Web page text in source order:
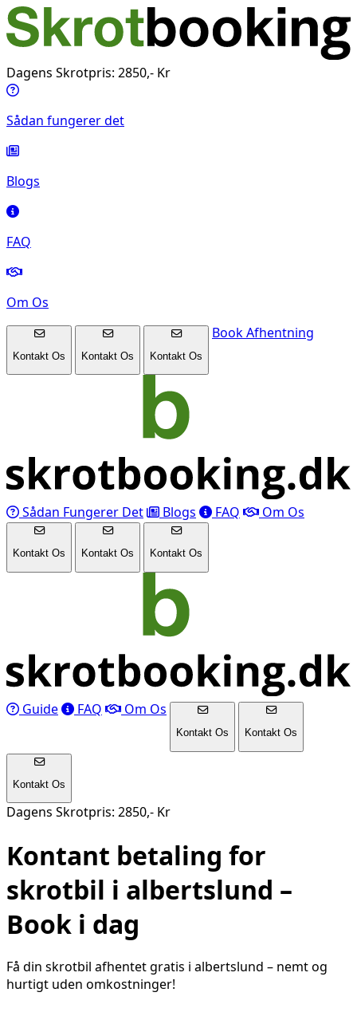
Dagens Skrotpris: 2850,- Kr
Sådan fungerer det
Blogs
FAQ
Om Os
Kontakt Os Kontakt Os Kontakt Os
Book Afhentning
Sådan Fungerer Det Blogs FAQ Om Os
Kontakt Os Kontakt Os Kontakt Os
Guide FAQ Om Os
Kontakt Os Kontakt Os
Kontakt Os
Dagens Skrotpris: 2850,- Kr
Kontant betaling for
skrotbil i albertslund –
Book i dag
Få din skrotbil afhentet gratis i albertslund – nemt og
hurtigt uden omkostninger!